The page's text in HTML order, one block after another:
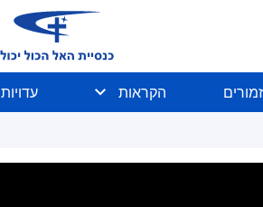
הקראות עדויות